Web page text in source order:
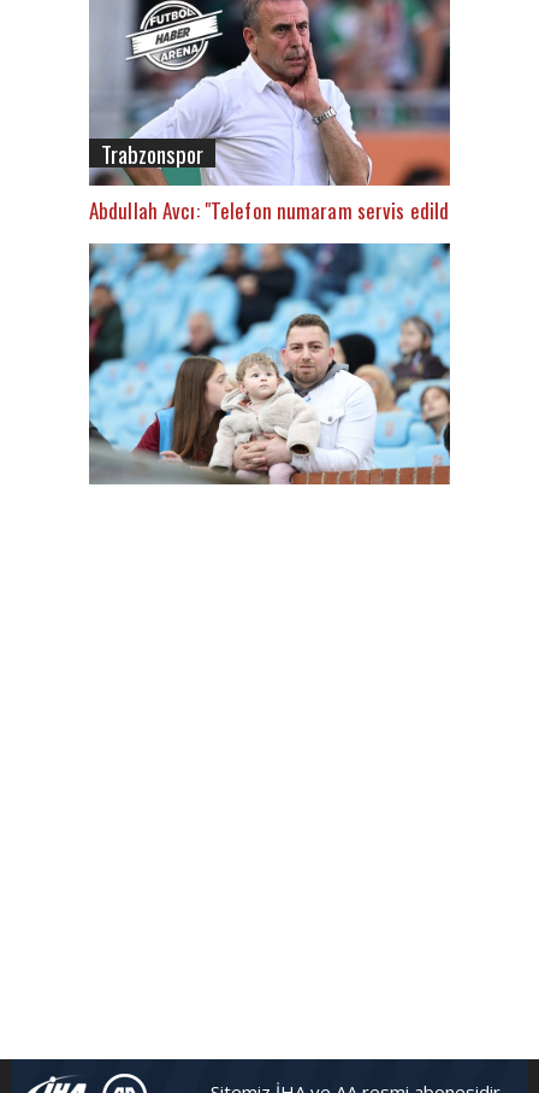
Trabzonspor
Abdullah Avcı: "Telefon numaram servis edildi"